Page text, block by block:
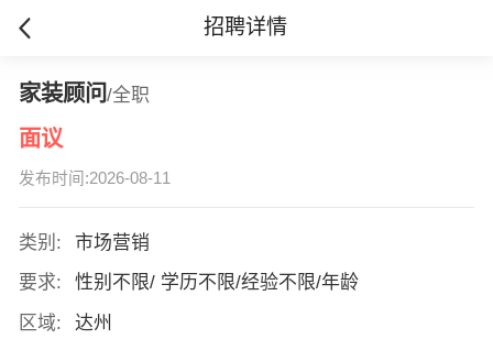
招聘详情
家装顾问/全职
面议
发布时间:2026-08-11
类别:
市场营销
要求:
性别不限/ 学历不限/经验不限/年龄
区域:
达州